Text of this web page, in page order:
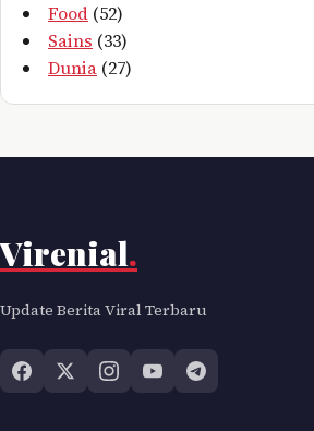
Food (52)
Sains (33)
Dunia (27)
Virenial.
Update Berita Viral Terbaru